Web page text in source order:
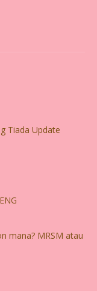
Tiada Update
mana? MRSM atau